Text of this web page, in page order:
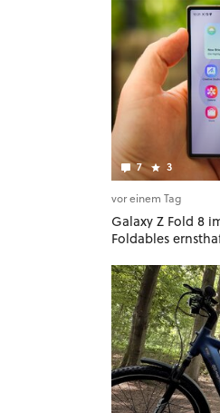
7 3
vor einem Tag
Galaxy Z Fold 8
Foldables